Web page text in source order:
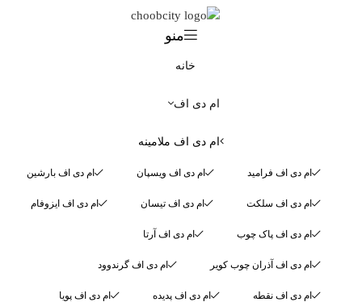
منو
خانه
ام دی اف
ام دی اف ملامینه
ام دی اف فرامید ام دی اف ویسپان ام دی اف بارشین
ام دی اف سلکت ام دی اف تیسان ام دی اف ایزوفام
ام دی اف پاک چوب ام دی اف آرتا
ام دی اف آذران چوب کویر ام دی اف گرندوود
ام دی اف نقطه ام دی اف پدیده ام دی اف پویا